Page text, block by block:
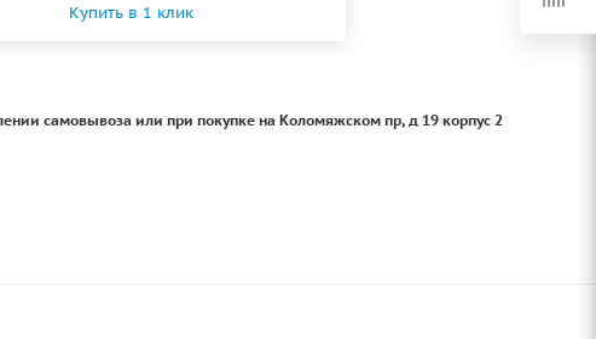
Купить в 1 клик
самовывоза или при покупке на Коломяжском пр, д 19 корпус 2